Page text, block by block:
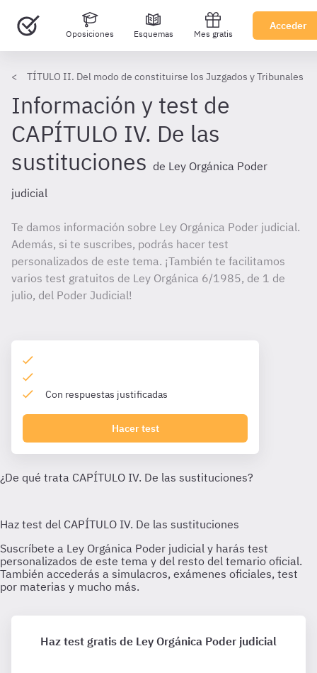
Oposiciones Esquemas Mes gratis
Acceder
TÍTULO II. Del modo de constituirse los Juzgados y Tribunales
Información y test de
CAPÍTULO IV. De las
sustituciones de Ley Orgánica Poder
judicial
Te damos información sobre Ley Orgánica Poder judicial.
Además, si te suscribes, podrás hacer test
personalizados de este tema. ¡También te facilitamos
varios test gratuitos de Ley Orgánica 6/1985, de 1 de
julio, del Poder Judicial!
Con respuestas justificadas
Hacer test
Haz test gratis de Ley Orgánica Poder judicial